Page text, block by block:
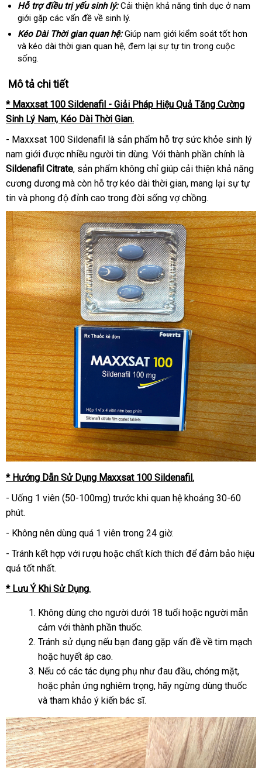
Hỗ trợ điều trị yếu sinh lý:Cải thiện khả năng tình dục ở nam
giới gặp các vấn đề về sinh lý.
Kéo Dài Thời gian quan hệ:Giúp nam giới kiểm soát tốt hơn
và kéo dài thời gian quan hệ, đem lại sự tự tin trong cuộc
sống.
Mô tả chi tiết
* Maxxsat 100 Sildenafil - Giải Pháp Hiệu Quả Tăng Cường
Sinh Lý Nam, Kéo Dài Thời Gian.
- Maxxsat 100 Sildenafil là sản phẩm hỗ trợ sức khỏe sinh lý
nam giới được nhiều người tin dùng. Với thành phần chính là
Sildenafil Citrate, sản phẩm không chỉ giúp cải thiện khả năng
cương dương mà còn hỗ trợ kéo dài thời gian, mang lại sự tự
tin và phong độ đỉnh cao trong đời sống vợ chồng.
* Hướng Dẫn Sử Dụng Maxxsat 100 Sildenafil.
- Uống 1 viên (50-100mg) trước khi quan hệ khoảng 30-60
phút.
- Không nên dùng quá 1 viên trong 24 giờ.
- Tránh kết hợp với rượu hoặc chất kích thích để đảm bảo hiệu
quả tốt nhất.
* Lưu Ý Khi Sử Dụng.
Không dùng cho người dưới 18 tuổi hoặc người mẫn
cảm với thành phần thuốc.
Tránh sử dụng nếu bạn đang gặp vấn đề về tim mạch
hoặc huyết áp cao.
Nếu có các tác dụng phụ như đau đầu, chóng mặt,
hoặc phản ứng nghiêm trọng, hãy ngừng dùng thuốc
và tham khảo ý kiến bác sĩ.